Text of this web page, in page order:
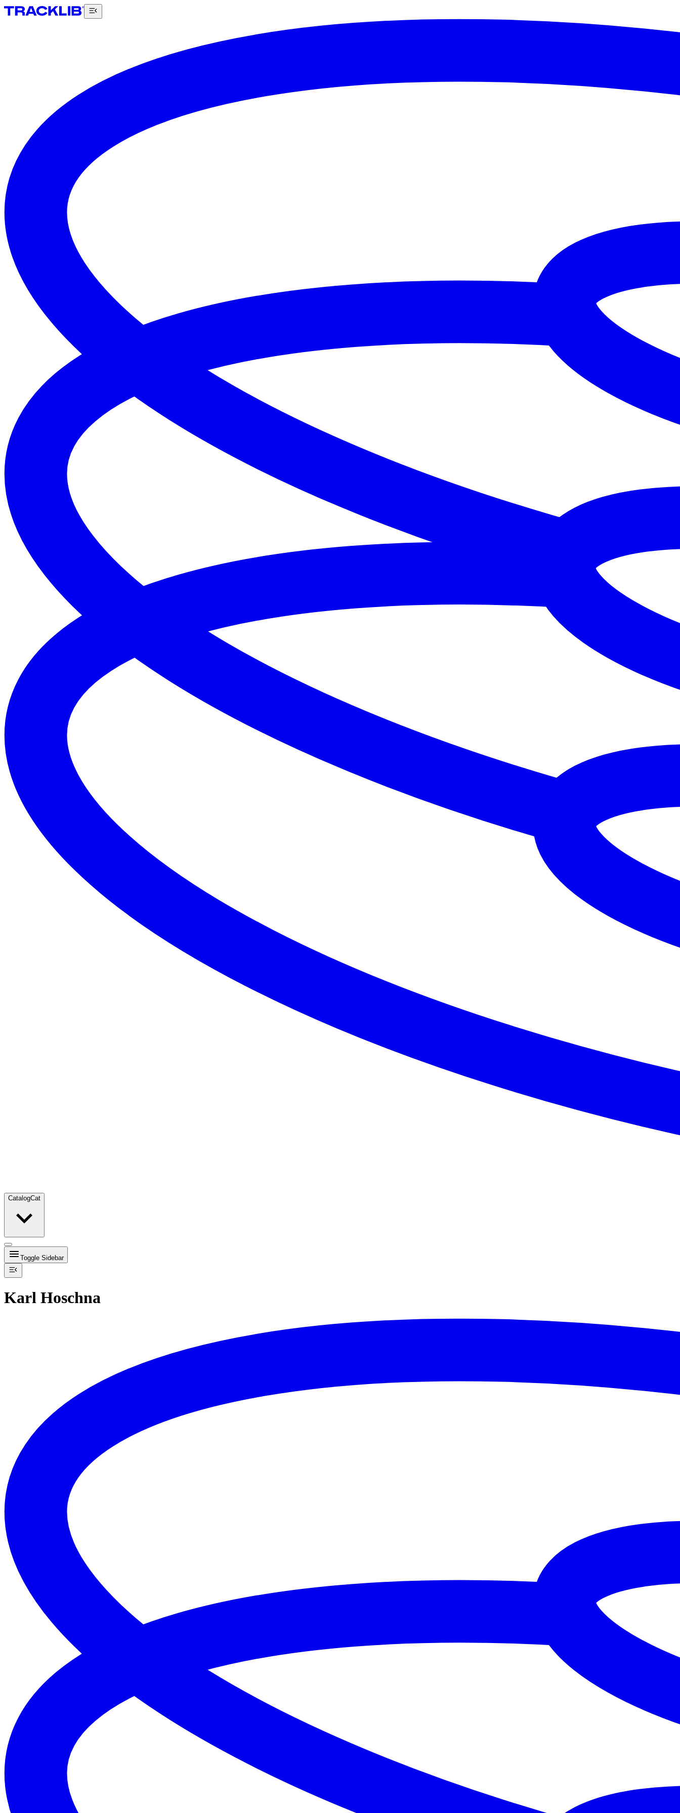
CatalogCat
Toggle Sidebar
Karl Hoschna